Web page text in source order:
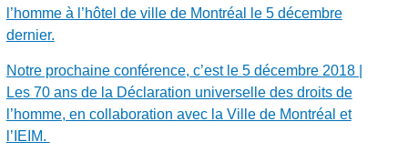
l’homme à l’hôtel de ville de Montréal le 5 décembre
dernier.
Notre prochaine conférence, c’est le 5 décembre 2018 |
Les 70 ans de la Déclaration universelle des droits de
l’homme, en collaboration avec la Ville de Montréal et
l’IEIM.